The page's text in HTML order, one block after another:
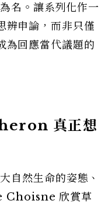
。讓系列化作一
辨申論，而非只僅
為回應當代議題的
真正想
然生命的姿態、
Choisne 欣賞草